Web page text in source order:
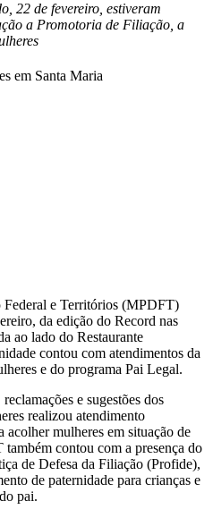
22 de fevereiro, estiveram
a Promotoria de Filiação, a
e Territórios (MPDFT)
da edição do Record nas
ao lado do Restaurante
contou com atendimentos da
e do programa Pai Legal.
e sugestões dos
realizou atendimento
acolher mulheres em situação de
contou com a presença do
de Defesa da Filiação (Profide),
de paternidade para crianças e
pai.